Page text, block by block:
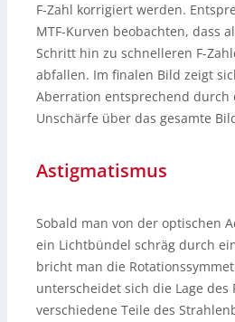
F-Zahl korrigiert werden.
MTF-Kurven beobachten, dass
Schritt hin zu schnelleren F-
abfallen. Im finalen Bild zeigt
Aberration entsprechend durch
Unschärfe über das gesamte
Astigmatismus
Sobald man von der optischen
ein Lichtbündel schräg durch
bricht man die
unterscheidet sich die Lage des
verschiedene Teile des